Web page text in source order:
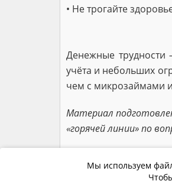
• Не трогайте
Денежные трудности
учёта и небольших
чем с микрозаймами
Материал
«горячей линии» по
Мы используем